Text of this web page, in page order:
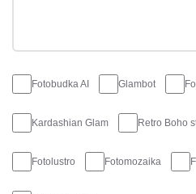
Fotobudka AI Glambot
Kardashian Glam Retro Boho
Fotolustro Fotomozaika